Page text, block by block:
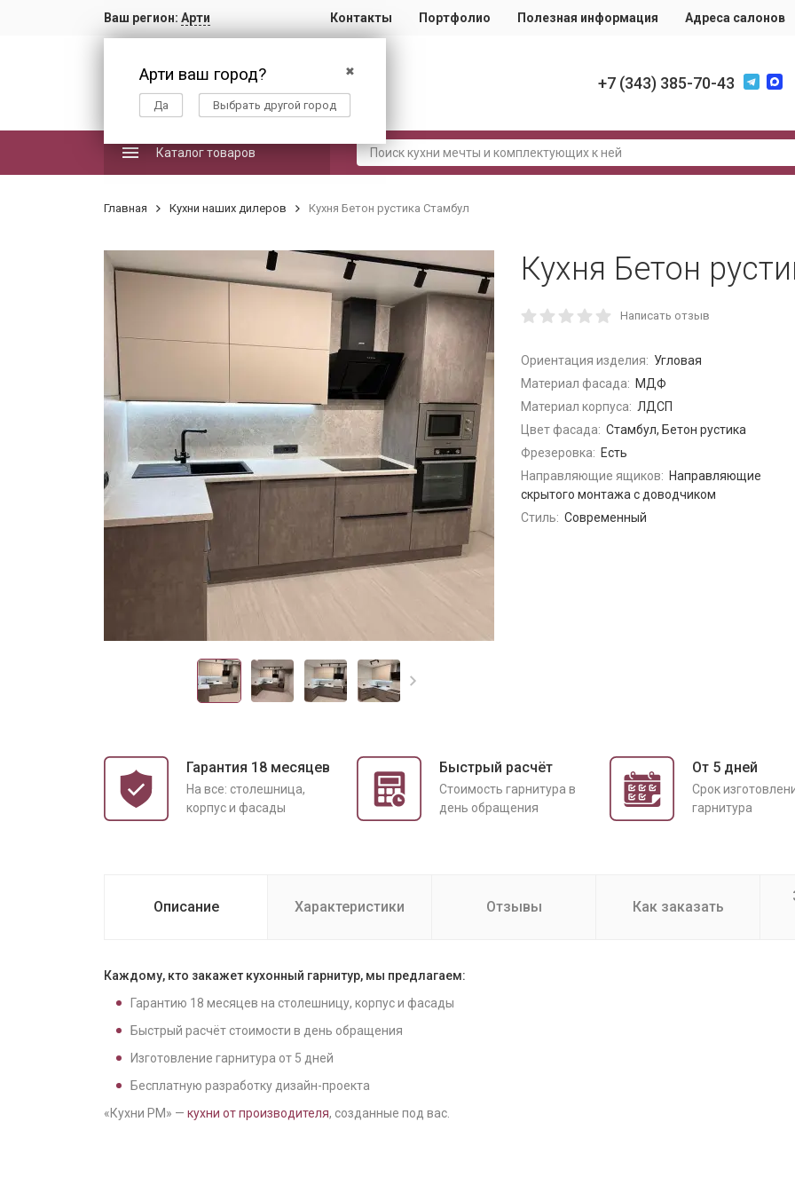
Ваш регион: Арти
✖
Арти ваш город?
Да Выбрать другой город
Контакты Портфолио Полезная информация Адреса салонов
+7 (343) 385-70-43
Каталог товаров
Главная Кухни наших дилеров Кухня Бетон рустика Стамбул
Кухня Бетон
Написать отзыв
Ориентация изделия: Угловая
Материал фасада: МДФ
Материал корпуса: ЛДСП
Цвет фасада: Стамбул, Бетон рустика
Фрезеровка: Есть
Направляющие ящиков: Направляющие
скрытого монтажа с доводчиком
Стиль: Современный
Гарантия 18 месяцев
На все: столешница,
корпус и фасады
Быстрый расчёт
Cтоимость гарнитура в
день обращения
От 5 дней
Срок
гарнитура
Описание Характеристики Отзывы Как заказать
Каждому, кто закажет кухонный гарнитур, мы предлагаем:
Гарантию 18 месяцев на столешницу, корпус и фасады
Быстрый расчёт стоимости в день обращения
Изготовление гарнитура от 5 дней
Бесплатную разработку дизайн-проекта
«Кухни РМ» — кухни от производителя, созданные под вас.